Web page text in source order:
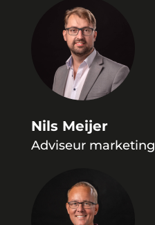
Nils Meijer
Adviseur marketing